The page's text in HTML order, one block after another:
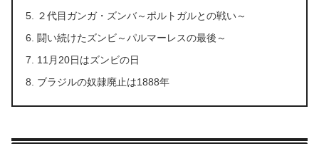
２代目ガンガ・ズンバ～ポルトガルとの戦い～
闘い続けたズンビ～パルマーレスの最後～
11月20日はズンビの日
ブラジルの奴隷廃止は1888年